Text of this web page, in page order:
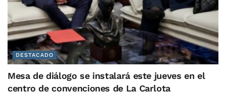
DESTACADO
Mesa de diálogo se instalará este jueves en el
centro de convenciones de La Carlota